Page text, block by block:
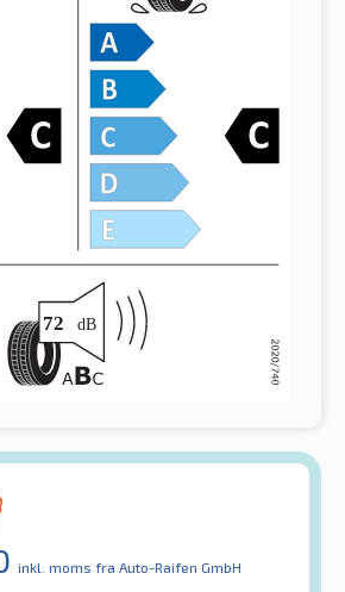
inkl. moms fra Auto-Raifen GmbH